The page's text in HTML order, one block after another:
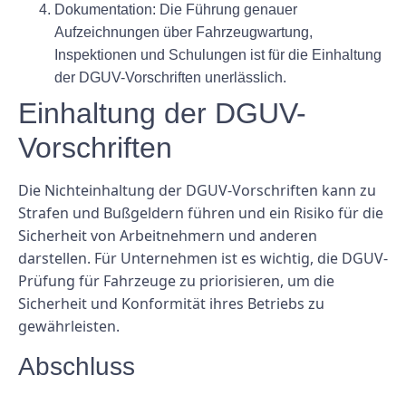
Dokumentation: Die Führung genauer
Aufzeichnungen über Fahrzeugwartung,
Inspektionen und Schulungen ist für die Einhaltung
der DGUV-Vorschriften unerlässlich.
Einhaltung der DGUV-
Vorschriften
Die Nichteinhaltung der DGUV-Vorschriften kann zu
Strafen und Bußgeldern führen und ein Risiko für die
Sicherheit von Arbeitnehmern und anderen
darstellen. Für Unternehmen ist es wichtig, die DGUV-
Prüfung für Fahrzeuge zu priorisieren, um die
Sicherheit und Konformität ihres Betriebs zu
gewährleisten.
Abschluss